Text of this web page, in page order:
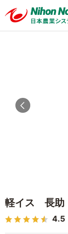
軽イス 長助
4.5